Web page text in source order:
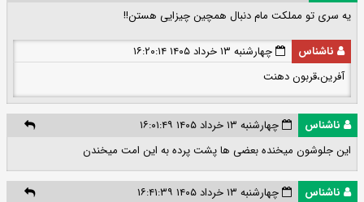
یه سری تو مملکت مام دنبال همچین چیزایی هستن!!
ناشناس
چهارشنبه ۱۳ خرداد ۱۴۰۵ ۱۶:۲۰:۱۴
آفرین،قربون دهنت
ناشناس
چهارشنبه ۱۳ خرداد ۱۴۰۵ ۱۶:۰۱:۴۹
این جلوشون میخنده بعضی ها پشت پرده به این امت میخندن
ناشناس
چهارشنبه ۱۳ خرداد ۱۴۰۵ ۱۶:۴۱:۳۹